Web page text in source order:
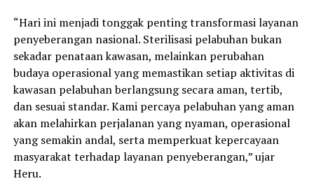
“Hari ini menjadi tonggak penting transformasi layanan
penyeberangan nasional. Sterilisasi pelabuhan bukan
sekadar penataan kawasan, melainkan perubahan
budaya operasional yang memastikan setiap aktivitas di
kawasan pelabuhan berlangsung secara aman, tertib,
dan sesuai standar. Kami percaya pelabuhan yang aman
akan melahirkan perjalanan yang nyaman, operasional
yang semakin andal, serta memperkuat kepercayaan
masyarakat terhadap layanan penyeberangan,” ujar
Heru.